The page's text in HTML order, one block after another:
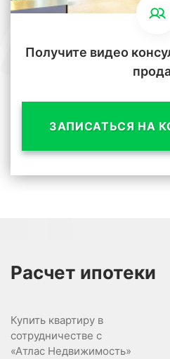
Получите видео
ЗАПИСАТЬСЯ НА
Расчет ипотеки
Купить квартиру в
сотрудничестве с
«Атлас Недвижимость»